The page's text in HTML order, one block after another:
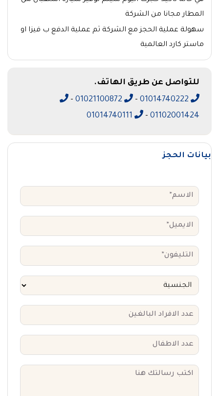
المطار مجانا من الشركة
سهولة عملية الحجز مع الشركة ثم عملية الدفع ب فيزا او
ماستر كارد العالمية
للتواصل عن طريق الهاتف.
-
-
01102001424
-
بيانات الحجز